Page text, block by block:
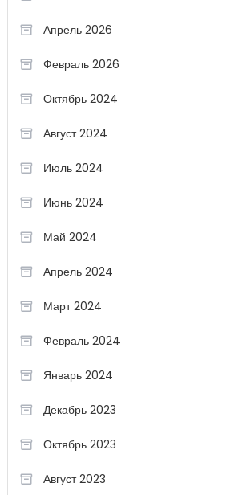
Апрель 2026
Февраль 2026
Октябрь 2024
Август 2024
Июль 2024
Июнь 2024
Май 2024
Апрель 2024
Март 2024
Февраль 2024
Январь 2024
Декабрь 2023
Октябрь 2023
Август 2023